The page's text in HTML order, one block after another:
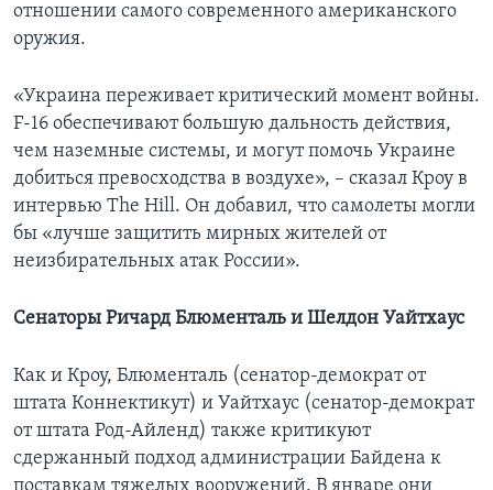
отношении самого современного американского
оружия.
«Украина переживает критический момент войны.
F-16 обеспечивают большую дальность действия,
чем наземные системы, и могут помочь Украине
добиться превосходства в воздухе», – сказал Кроу в
интервью The Hill. Он добавил, что самолеты могли
бы «лучше защитить мирных жителей от
неизбирательных атак России».
Сенаторы Ричард Блюменталь и Шелдон Уайтхаус
Как и Кроу, Блюменталь (сенатор-демократ от
штата Коннектикут) и Уайтхаус (сенатор-демократ
от штата Род-Айленд) также критикуют
сдержанный подход администрации Байдена к